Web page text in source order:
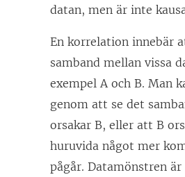
datan, men är inte
En korrelation innebär
samband mellan vissa
exempel A och B. Man
genom att se det
orsakar B, eller att B
huruvida något mer
pågår. Datamönstren